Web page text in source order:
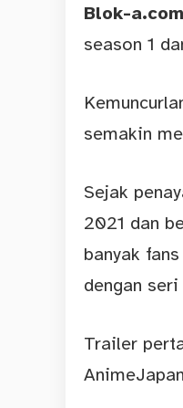
Blok-a.com
season 1
semakin
Sejak
2021 dan
banyak
dengan
Trailer